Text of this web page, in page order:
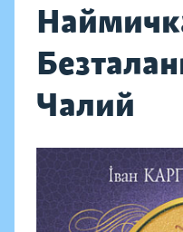
Чалий